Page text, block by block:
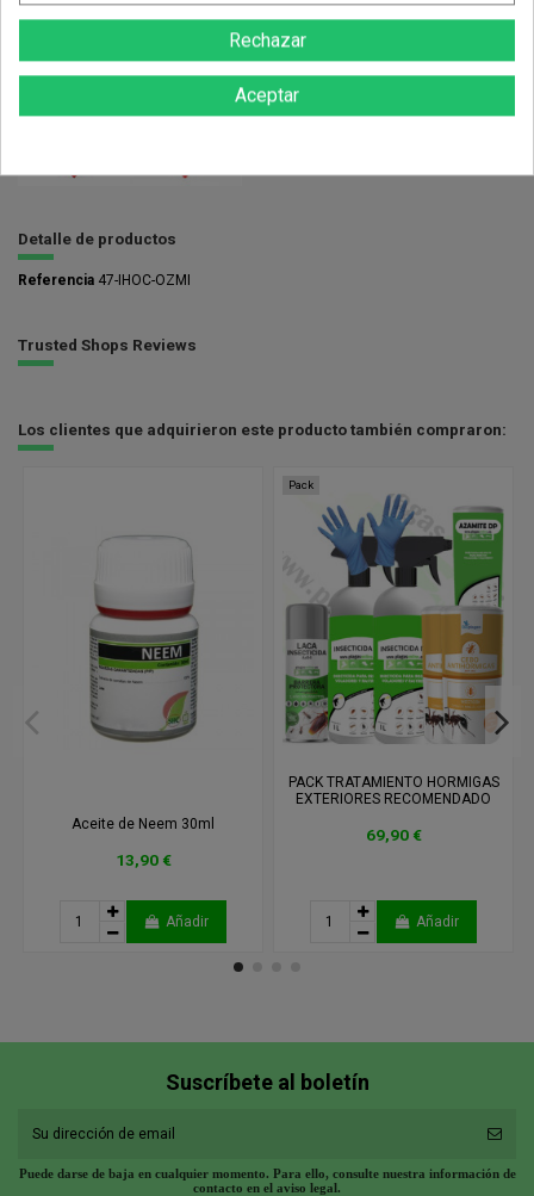
caso de malestar. Evitar su liberación al medio ambiente. Recoger el
Detalle de productos
Referencia 47-IHOC-OZMI
Trusted Shops Reviews
Los clientes que adquirieron este producto también compraron:
Aceite de Neem 30ml
13,90 €
Añadir
Pack
PACK TRATAMIENTO HORMIGAS
EXTERIORES RECOMENDADO
69,90 €
Añadir
Suscríbete al boletín
Puede darse de baja en cualquier momento. Para ello, consulte nuestra información de
contacto en el aviso legal.
Rechazar
Aceptar